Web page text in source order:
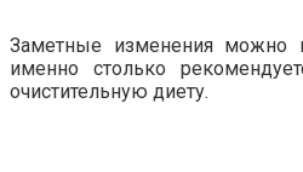
Заметные изменения можно
именно столько
очистительную диету.